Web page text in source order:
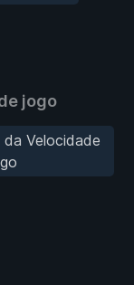
jogo
da Velocidade